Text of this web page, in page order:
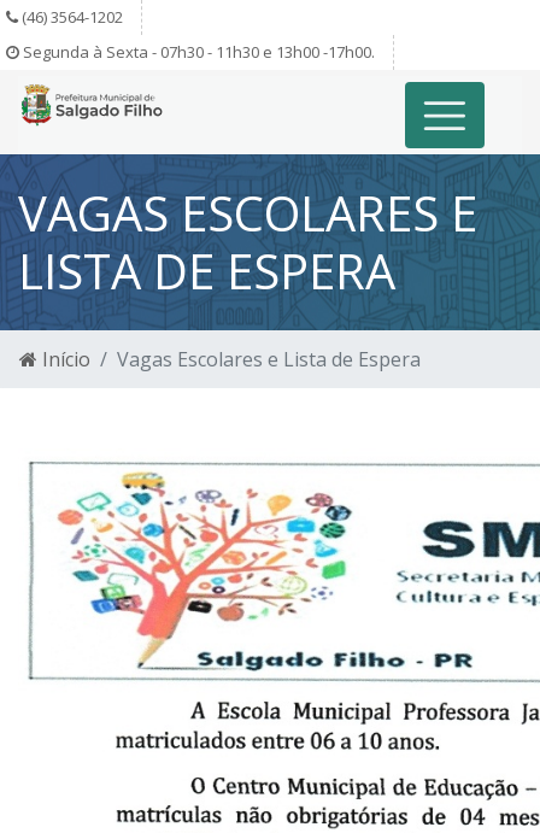
(46) 3564-1202
Segunda à Sexta - 07h30 - 11h30 e 13h00 -17h00.
VAGAS ESCOLARES E
LISTA DE ESPERA
Início Vagas Escolares e Lista de Espera